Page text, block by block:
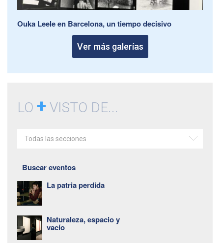
Ouka Leele en Barcelona, un tiempo decisivo
Ver más galerías
LO + VISTO DE...
Todas las secciones
Buscar eventos
La patria perdida
Naturaleza, espacio y
vacío